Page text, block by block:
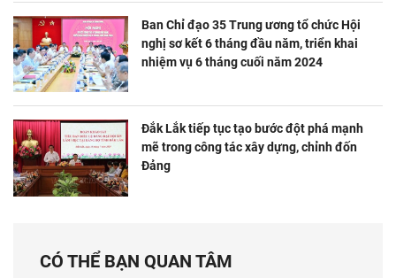
Ban Chỉ đạo 35 Trung ương tổ chức Hội
nghị sơ kết 6 tháng đầu năm, triển khai
nhiệm vụ 6 tháng cuối năm 2024
Đắk Lắk tiếp tục tạo bước đột phá mạnh
mẽ trong công tác xây dựng, chỉnh đốn
Đảng
CÓ THỂ BẠN QUAN TÂM